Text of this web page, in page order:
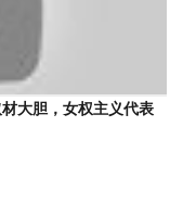
大胆，女权主义代表